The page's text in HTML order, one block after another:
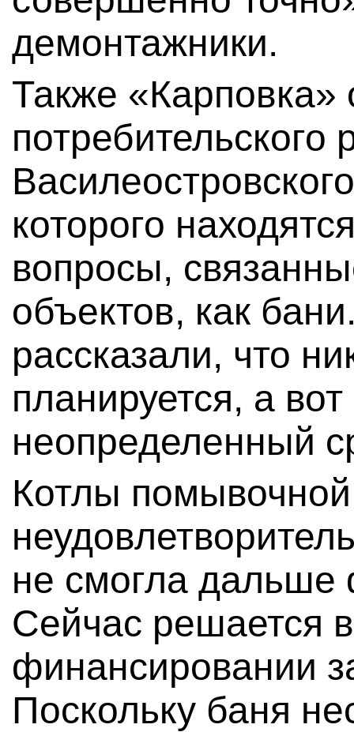
демонтажники.
Также «Карповка»
которого
вопросы,
объектов, как
рассказали, что
планируется, а
неопределенный
Котлы
не смогла дальше
Сейчас решается
финансировании
Поскольку баня